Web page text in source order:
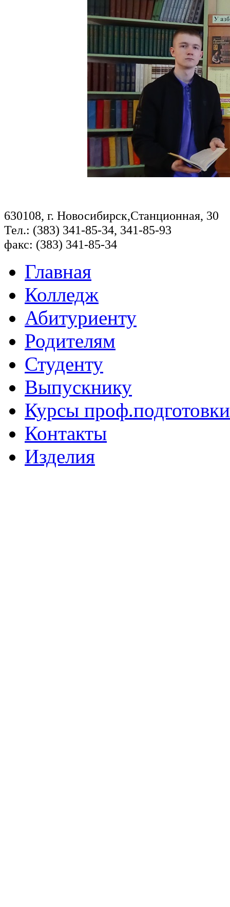
630108, г. Новосибирск,Станционная, 30
Тел.: (383) 341-85-34, 341-85-93
факс: (383) 341-85-34
Главная
Колледж
Абитуриенту
Родителям
Студенту
Выпускнику
Курсы проф.подготовки
Контакты
Изделия